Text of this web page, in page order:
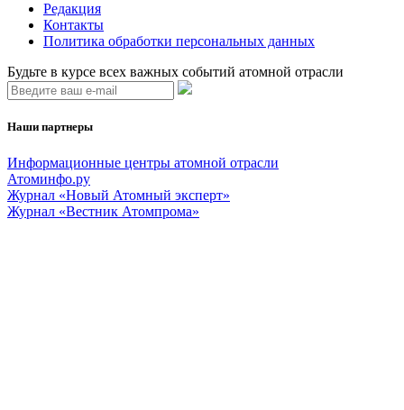
Редакция
Контакты
Политика обработки персональных данных
Будьте в курсе всех важных событий атомной отрасли
Наши партнеры
Информационные центры атомной отрасли
Атоминфо.ру
Журнал «Новый Атомный эксперт»
Журнал «Вестник Атомпрома»